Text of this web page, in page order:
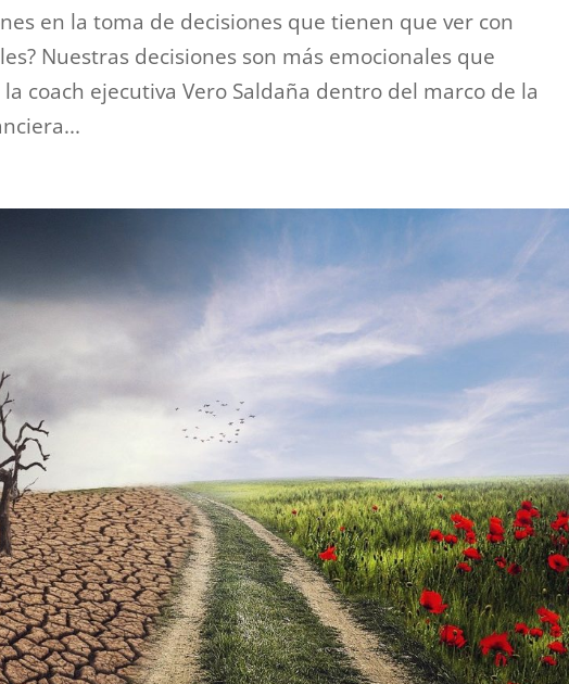
en la toma de decisiones que tienen que ver con
Nuestras decisiones son más emocionales que
coach ejecutiva Vero Saldaña dentro del marco de la